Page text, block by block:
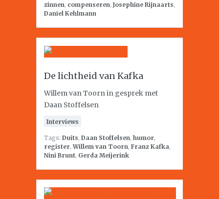
zinnen, compenseren, Josephine Rijnaarts,
Daniel Kehlmann
De lichtheid van Kafka
Willem van Toorn in gesprek met
Daan Stoffelsen
Interviews
Tags: Duits, Daan Stoffelsen, humor,
register,Willem van Toorn, Franz Kafka,
Nini Brunt, Gerda Meijerink